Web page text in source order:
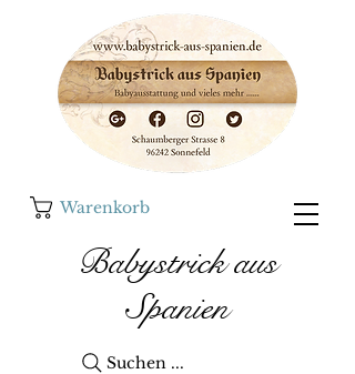
Warenkorb
Babystrick aus
Spanien
Suchen ...